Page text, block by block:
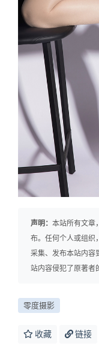
声明： 本站所有文章
布。任何个人或组织
采集、发布本站内容
站内容侵犯了原著者
零度摄影
收藏 链接